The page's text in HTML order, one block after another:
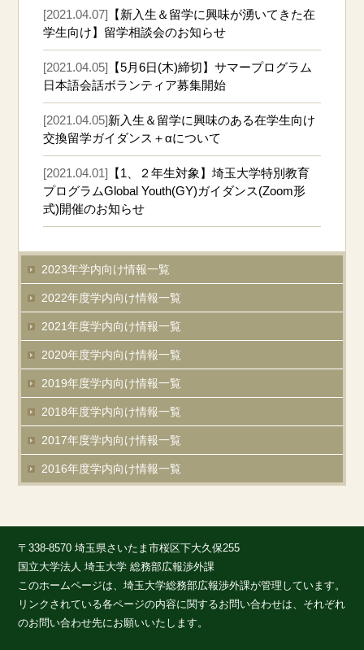
2023年学内向け情報一覧
2022年度学内向け情報一覧
2021年度学内向け情報一覧
2020年度学内向け情報一覧
2019年度学内向け情報一覧
2018年度学内向け情報一覧
2017年度学内向け情報一覧
2016年度学内向け情報一覧
[2021.04.07] 【新入生＆留学に興味が湧いてきた在
学生向け】留学相談会のお知らせ
[2021.04.05] 【5月6日(木)締切】サマープログラム
日本語会話ボランティア募集開始
[2021.04.05]新入生＆留学に興味のある在学生向け
交換留学ガイダンス＋αについて
[2021.04.01] 【1、２年生対象】埼玉大学特別教育
プログラムGlobal Youth(GY)ガイダンス(Zoom形
式)開催のお知らせ
このホームページは、埼玉大学総務部広報渉外課が管理しています。
リンクされている各ページの内容に関するお問い合わせは、それぞれ
のお問い合わせ先にお願いいたします。
〒338-8570 埼玉県さいたま市桜区下大久保255
国立大学法人 埼玉大学 総務部広報渉外課